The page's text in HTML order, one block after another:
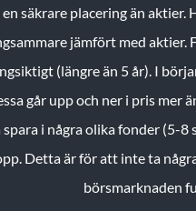
en säkrare placering än
jämfört med aktier.
(längre än 5 år). I
går upp och ner i pris mer
spara i några olika fonder (5-
Detta är för att inte ta
börsmarknaden